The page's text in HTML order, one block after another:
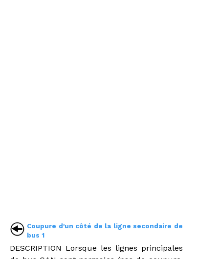
Coupure d'un côté de la ligne secondaire de
bus 1
DESCRIPTION Lorsque les lignes principales